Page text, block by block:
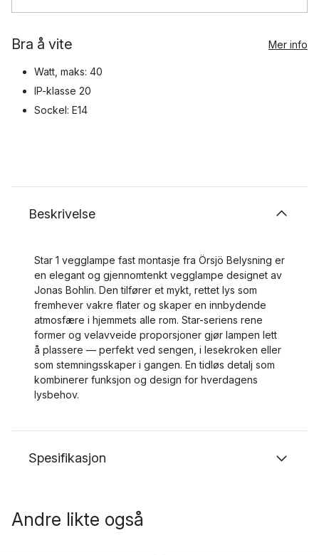
Bra å vite Mer info
Watt, maks: 40
IP-klasse 20
Sockel: E14
Beskrivelse
Star 1 vegglampe fast montasje fra Örsjö Belysning er
en elegant og gjennomtenkt vegglampe designet av
Jonas Bohlin. Den tilfører et mykt, rettet lys som
fremhever vakre flater og skaper en innbydende
atmosfære i hjemmets alle rom. Star-seriens rene
former og velavveide proporsjoner gjør lampen lett
å plassere — perfekt ved sengen, i lesekroken eller
som stemningsskaper i gangen. En tidløs detalj som
kombinerer funksjon og design for hverdagens
lysbehov.
Spesifikasjon
Andre likte også